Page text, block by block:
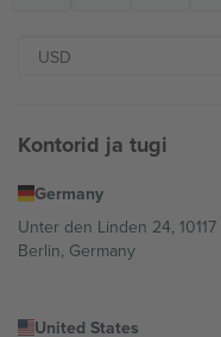
Kontorid ja tugi
Germany
Unter den Linden 24, 10117
Berlin, Germany
United States